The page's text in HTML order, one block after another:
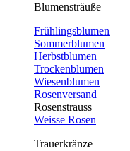
Blumensträuße
Frühlingsblumen
Sommerblumen
Herbstblumen
Trockenblumen
Wiesenblumen
Rosenversand
Rosenstrauss
Weisse Rosen
Trauerkränze